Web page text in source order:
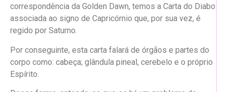
correspondência da Golden Dawn, temos a Carta do Diabo
associada ao signo de Capricórnio que, por sua vez, é
regido por Saturno.
Por conseguinte, esta carta falará de órgãos e partes do
corpo como: cabeça; glândula pineal, cerebelo e o próprio
Espírito.